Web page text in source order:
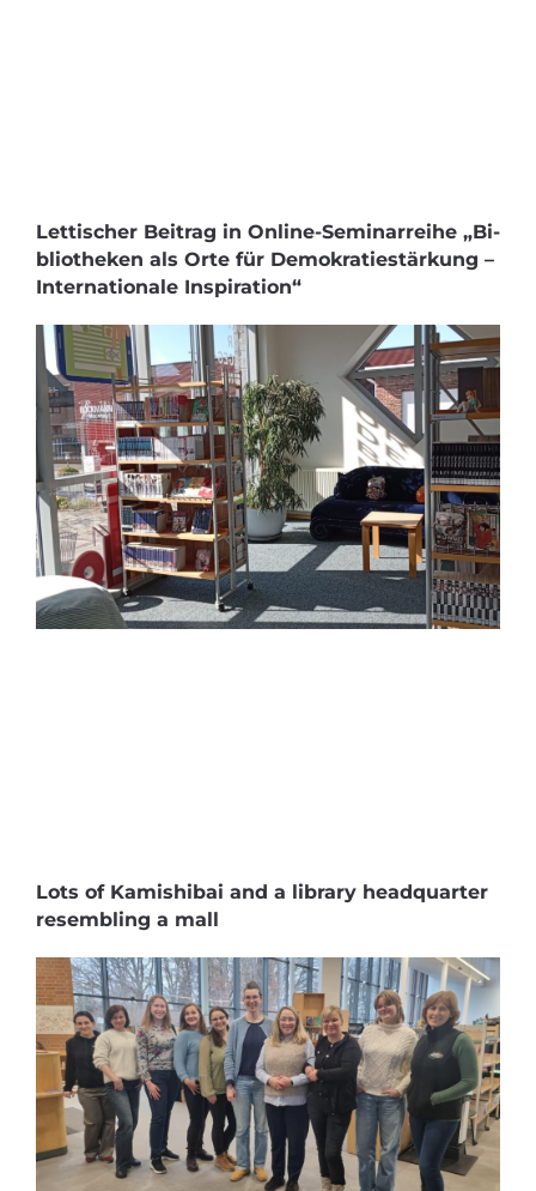
Lettischer Beitrag in Online-Seminarreihe „Bi­
blio­the­ken als Orte für De­mo­kra­tie­stär­kung –
In­ter­na­tio­na­le In­spi­ra­ti­on“
Lots of Kamishibai and a library headquarter
resembling a mall